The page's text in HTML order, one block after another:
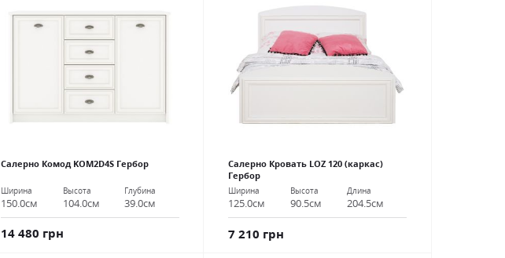
Салерно Комод KOM2D4S Гербор
Ширина
150.0см
Высота
104.0см
Глубина
39.0см
14 480 грн
Салерно Кровать LOZ 120 (каркас)
Гербор
Ширина
125.0см
Высота
90.5см
Длина
204.5см
7 210 грн